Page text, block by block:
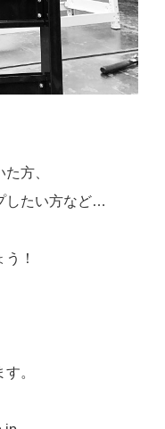
方、
したい方など…
！
。